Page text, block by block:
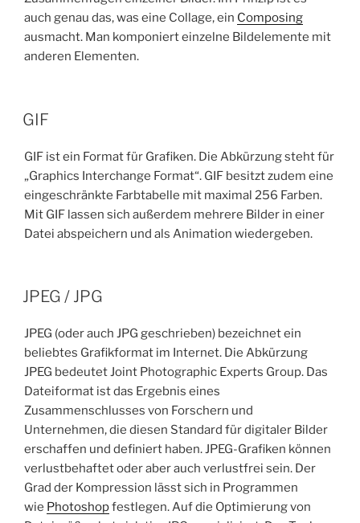
auch genau das, was eine Collage, ein Composing
ausmacht. Man komponiert einzelne Bildelemente mit
anderen Elementen.
GIF
GIF ist ein Format für Grafiken. Die Abkürzung steht für
„Graphics Interchange Format“. GIF besitzt zudem eine
eingeschränkte Farbtabelle mit maximal 256 Farben.
Mit GIF lassen sich außerdem mehrere Bilder in einer
Datei abspeichern und als Animation wiedergeben.
JPEG / JPG
JPEG (oder auch JPG geschrieben) bezeichnet ein
beliebtes Grafikformat im Internet. Die Abkürzung
JPEG bedeutet Joint Photographic Experts Group. Das
Dateiformat ist das Ergebnis eines
Zusammenschlusses von Forschern und
Unternehmen, die diesen Standard für digitaler Bilder
erschaffen und definiert haben. JPEG-Grafiken können
verlustbehaftet oder aber auch verlustfrei sein. Der
Grad der Kompression lässt sich in Programmen
wie Photoshopfestlegen. Auf die Optimierung von